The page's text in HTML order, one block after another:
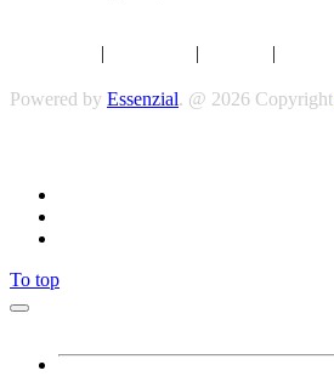
| | |
Powered by Essenzial. @ 2026 Copyright
To top